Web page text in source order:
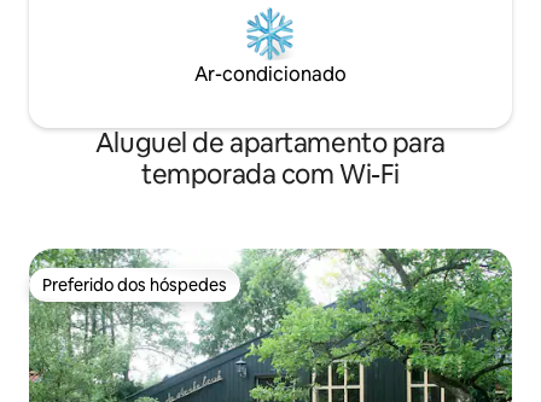
Ar-condicionado
Aluguel de apartamento para
temporada com Wi-Fi
Preferido dos hóspedes
Preferido dos hóspedes